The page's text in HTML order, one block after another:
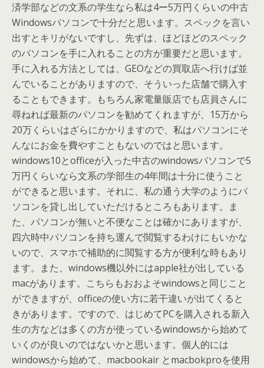
済学部などの文系の学生なら私は4ー5万円くらいの中古
Windowsパソコンで十分だと思います。スペックを言い
出すとキリがないですし、先ずは、ほどほどのスペック
のパソコンを手に入れることの方が重要だと思います。
手に入れる方法としては、GEOなどの買取店へ行けば並
んでいることがありますので、そういった店舗で購入す
ることもできます。もちろん家電量販店でも店員さんに
尋ねれば最新のパソコンを勧めてくれますが、15万から
20万くらいはざらにかかりますので、私はパソコンにそ
んなにお金を費やすこともないのではと思います。
windows10とofficeが入った中古のwindowsパソコンで5
万円くらいなら文系の学部生の4年間は十分に使うこと
ができると思います。それに、私の通う大学のようにパ
ソコンを貸し出していただけるところもあります。ま
た、パソコンが無いと不便なことは確かにありますが、
四六時中パソコンを持ち運んで閲覧するわけにもいかな
いので、スマホで補助的に閲覧する方が便利な時もあり
ます。また、windows機以外にはapple社が出している
macがあります。こちらもおおよそwindowsと同じこと
ができますが、officeの使い方に若干違いが出てくると
きがあります。ですので、はじめてPCを購入される新入
生の方などは多くの方が使っているwindowsから始めて
いくのが良いのではないかと思います。個人的には
windowsから始めて、macbookair とmacbokproを使用